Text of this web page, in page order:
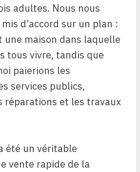
adultes. Nous nous
d’accord sur un plan :
une maison dans laquelle
tous vivre, tandis que
paierions les
services publics,
réparations et les travaux
été un véritable
vente rapide de la